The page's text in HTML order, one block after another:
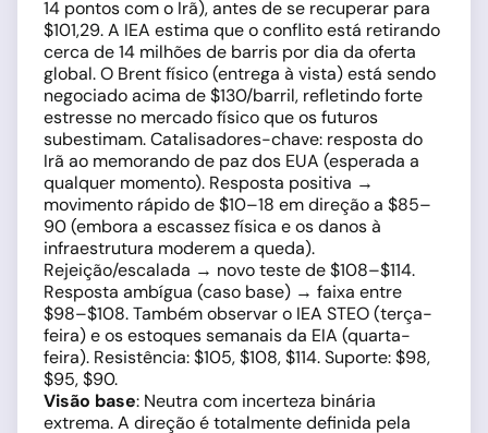
14 pontos com o Irã), antes de se recuperar para
$101,29. A IEA estima que o conflito está retirando
cerca de 14 milhões de barris por dia da oferta
global. O Brent físico (entrega à vista) está sendo
negociado acima de $130/barril, refletindo forte
estresse no mercado físico que os futuros
subestimam. Catalisadores-chave: resposta do
Irã ao memorando de paz dos EUA (esperada a
qualquer momento). Resposta positiva →
movimento rápido de $10–18 em direção a $85–
90 (embora a escassez física e os danos à
infraestrutura moderem a queda).
Rejeição/escalada → novo teste de $108–$114.
Resposta ambígua (caso base) → faixa entre
$98–$108. Também observar o IEA STEO (terça-
feira) e os estoques semanais da EIA (quarta-
feira). Resistência: $105, $108, $114. Suporte: $98,
$95, $90.
Visão base: Neutra com incerteza binária
extrema. A direção é totalmente definida pela